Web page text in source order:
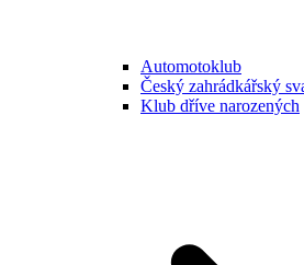
Automotoklub
Český zahrádkářský
Klub dříve narozených